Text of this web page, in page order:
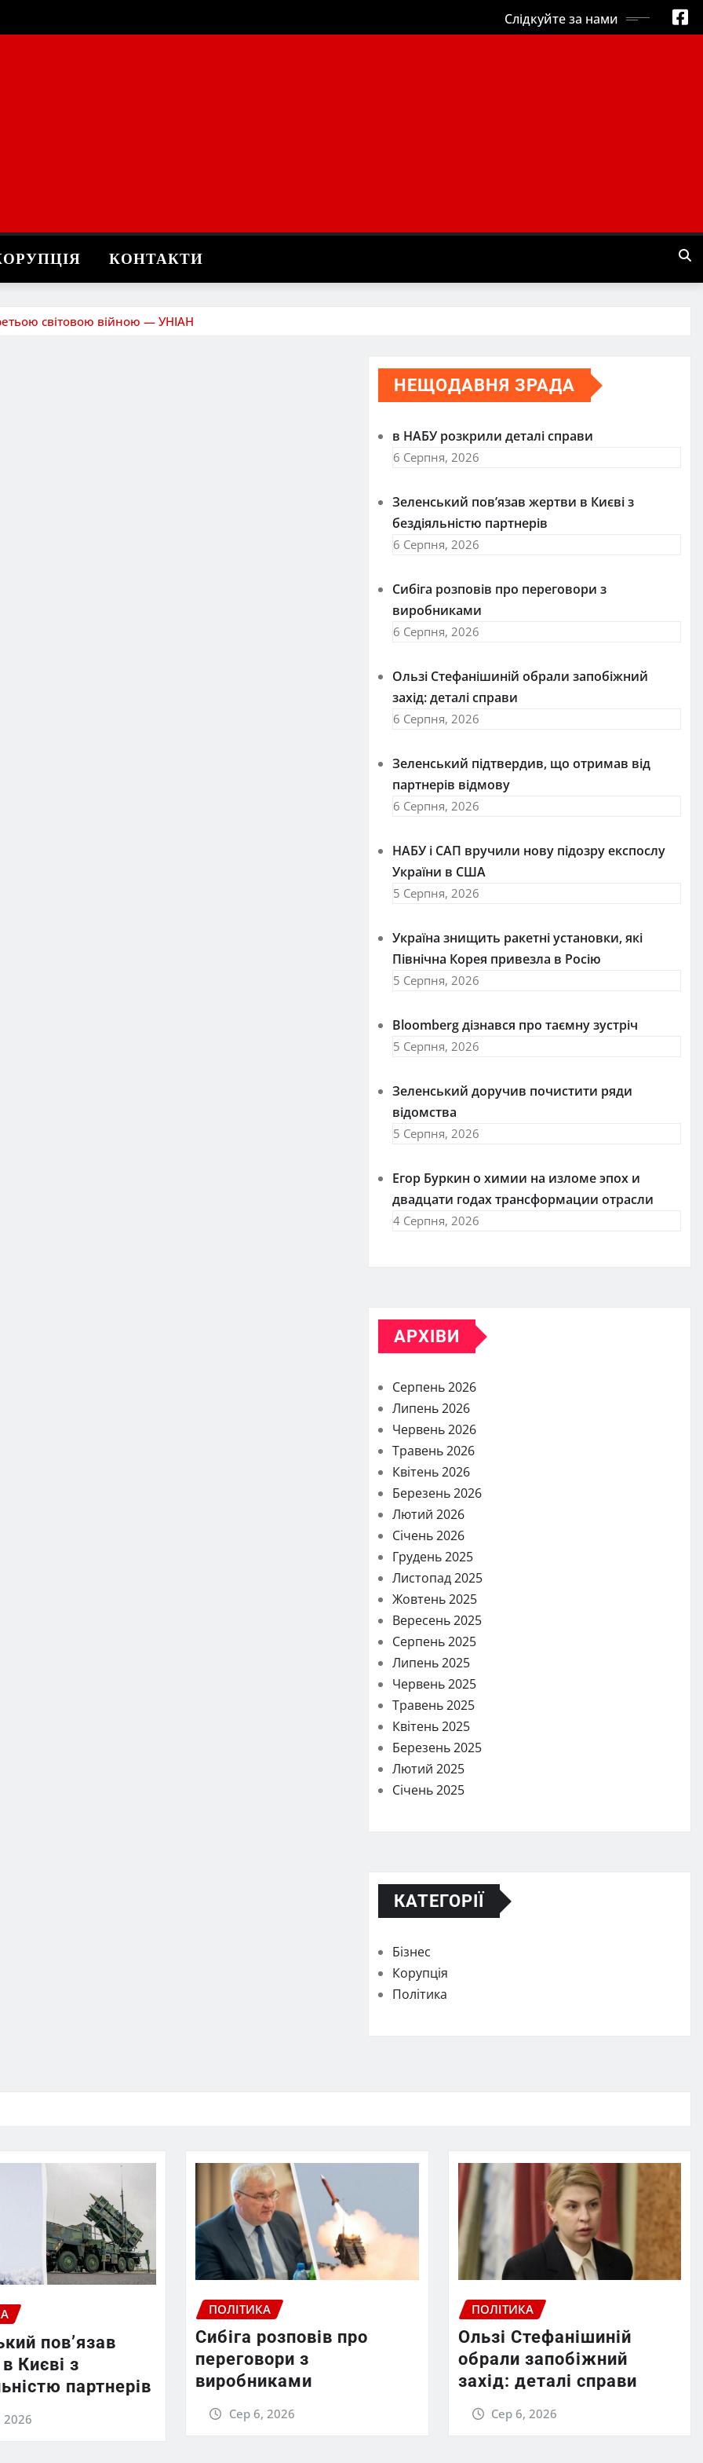
Слідкуйте за нами
КОНТАКТИ
світовою війною — УНІАН
НЕЩОДАВНЯ ЗРАДА
в НАБУ розкрили деталі справи
6 Серпня, 2026
Зеленський пов’язав жертви в Києві з
бездіяльністю партнерів
6 Серпня, 2026
Сибіга розповів про переговори з
виробниками
6 Серпня, 2026
Ользі Стефанішиній обрали запобіжний
захід: деталі справи
6 Серпня, 2026
Зеленський підтвердив, що отримав від
партнерів відмову
6 Серпня, 2026
НАБУ і САП вручили нову підозру експослу
України в США
5 Серпня, 2026
Україна знищить ракетні установки, які
Північна Корея привезла в Росію
5 Серпня, 2026
Bloomberg дізнався про таємну зустріч
5 Серпня, 2026
Зеленський доручив почистити ряди
відомства
5 Серпня, 2026
Егор Буркин о химии на изломе эпох и
двадцати годах трансформации отрасли
4 Серпня, 2026
АРХІВИ
Серпень 2026
Липень 2026
Червень 2026
Травень 2026
Квітень 2026
Березень 2026
Лютий 2026
Січень 2026
Грудень 2025
Листопад 2025
Жовтень 2025
Вересень 2025
Серпень 2025
Липень 2025
Червень 2025
Травень 2025
Квітень 2025
Березень 2025
Лютий 2025
Січень 2025
КАТЕГОРІЇ
Бізнес
Корупція
Політика
пов’язав
Києві з
партнерів
2026
ПОЛІТИКА
Сибіга розповів про
переговори з
виробниками
Сер 6, 2026
ПОЛІТИКА
Ользі Стефанішиній
обрали запобіжний
захід: деталі справи
Сер 6, 2026